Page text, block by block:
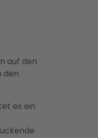
auf den
den
es ein